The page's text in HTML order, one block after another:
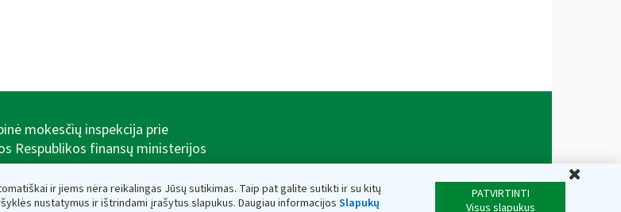
ir jiems nėra reikalingas Jūsų sutikimas. Taip pat galite sutikti ir su kitų
nustatymus ir ištrindami įrašytus slapukus. Daugiau informacijos Slapukų
PATVIRTINTI
Visus slapukus
mokesčių inspekcija prie
Respublikos finansų ministerijos
16-osios g. 14, 01107 Vilnius, Lietuva,
vmi@vmi.lt, E. pristatymo dėžutės adresas